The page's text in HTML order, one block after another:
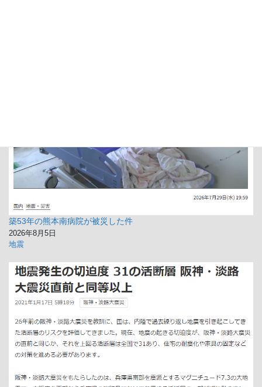
築53年の熊本南病院が被災した件
2026年8月5日
地震